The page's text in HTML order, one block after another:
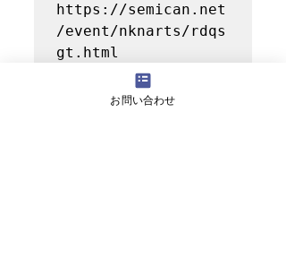
https://semican.net
/event/nknarts/rdqs
gt.html
「うちの営業組織は何から
お問い合わせ